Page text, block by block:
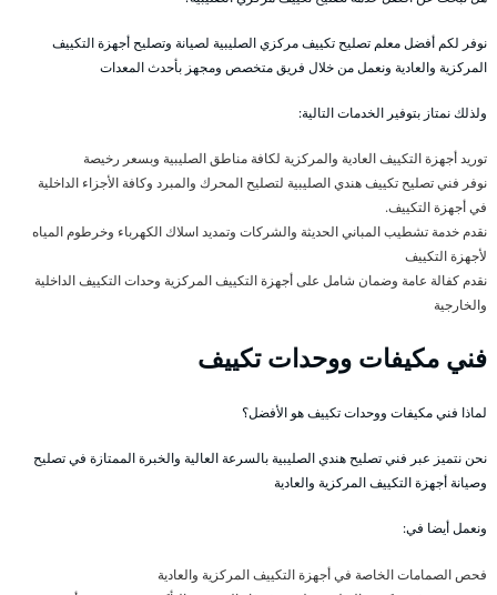
نوفر لكم أفضل معلم تصليح تكييف مركزي الصليبية لصيانة وتصليح أجهزة التكييف
المركزية والعادية ونعمل من خلال فريق متخصص ومجهز بأحدث المعدات
ولذلك نمتاز بتوفير الخدمات التالية:
توريد أجهزة التكييف العادية والمركزية لكافة مناطق الصليبية وبسعر رخيصة
نوفر فني تصليح تكييف هندي الصليبية لتصليح المحرك والمبرد وكافة الأجزاء الداخلية
في أجهزة التكييف.
نقدم خدمة تشطيب المباني الحديثة والشركات وتمديد اسلاك الكهرباء وخرطوم المياه
لأجهزة التكييف
نقدم كفالة عامة وضمان شامل على أجهزة التكييف المركزية وحدات التكييف الداخلية
والخارجية
فني مكيفات ووحدات تكييف
لماذا فني مكيفات ووحدات تكييف هو الأفضل؟
نحن نتميز عبر فني تصليح هندي الصليبية بالسرعة العالية والخبرة الممتازة في تصليح
وصيانة أجهزة التكييف المركزية والعادية
ونعمل أيضا في:
فحص الصمامات الخاصة في أجهزة التكييف المركزية والعادية